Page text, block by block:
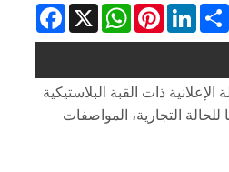
Facebook X
WhatsAppPinterestLinkedInShare
ذات القبة البلاستيكية
التجارية، المواصفات